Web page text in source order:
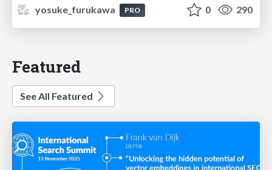
yosuke_furukawa
PRO 0 290
Featured
See All Featured